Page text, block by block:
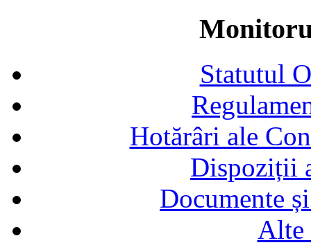
Statutul
Hotărâri ale
Dispoziții
Documente
Alte